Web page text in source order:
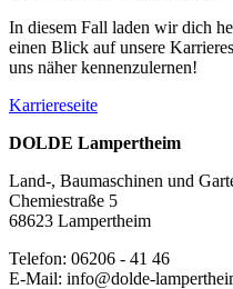
In diesem Fall laden wir dich
einen Blick auf unsere
uns näher kennenzulernen!
Karriereseite
DOLDE Lampertheim
Land-, Baumaschinen und
Chemiestraße 5
68623 Lampertheim
Telefon: 06206 - 41 46
E-Mail: info@dolde-